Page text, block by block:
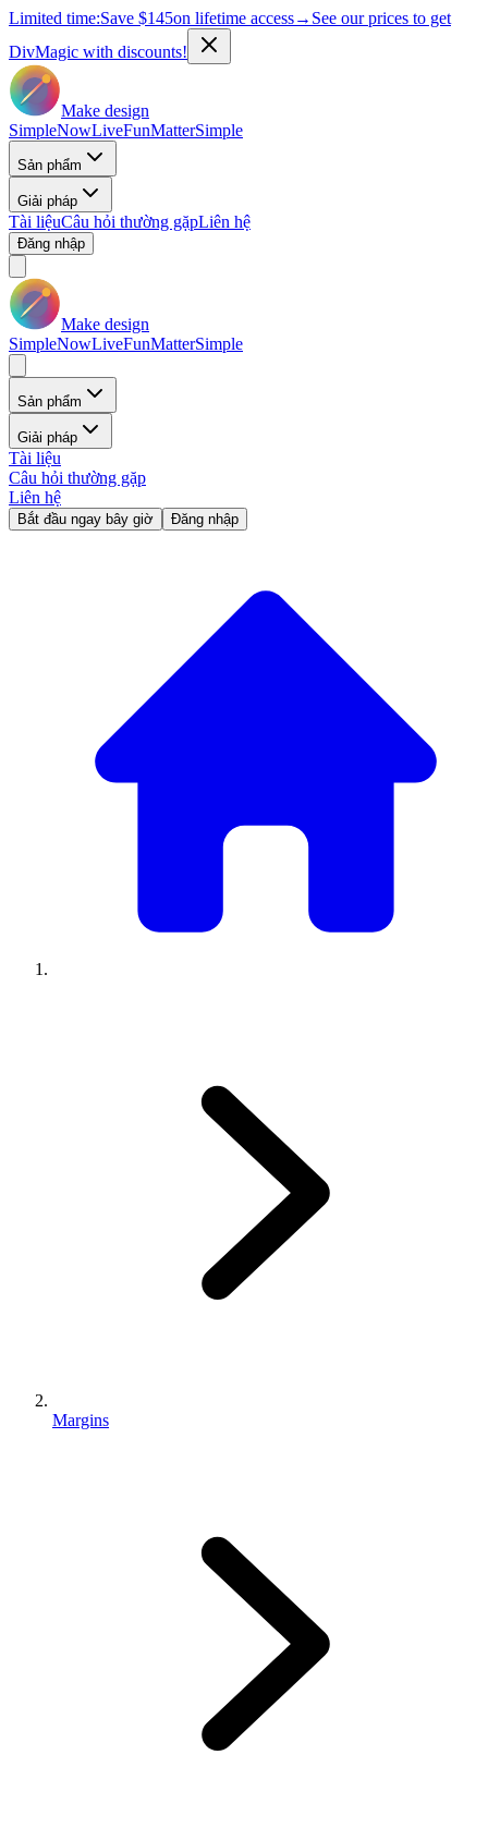
Limited time:Save $145on lifetime access→ See our prices to get
DivMagic with discounts!
Make design
SimpleNowLiveFunMatterSimple
Sản phẩm
Giải pháp
Tài liệuCâu hỏi thường gặpLiên hệ
Đăng nhập
Make design
SimpleNowLiveFunMatterSimple
Sản phẩm
Giải pháp
Tài liệu
Câu hỏi thường gặp
Liên hệ
Bắt đầu ngay bây giờ Đăng nhập
Margins